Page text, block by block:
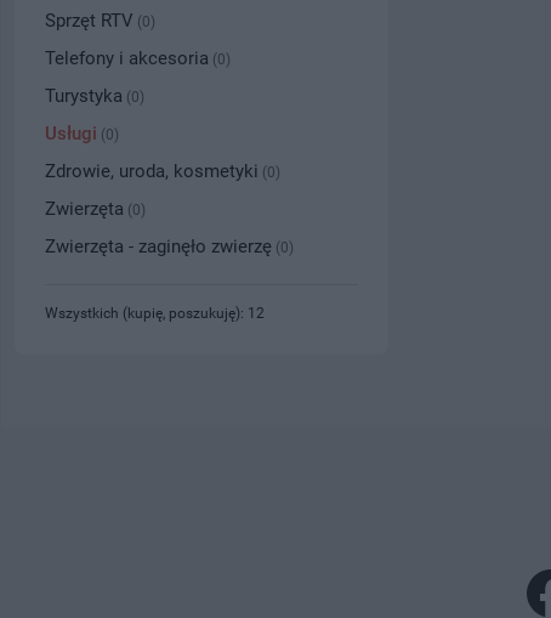
Sprzęt RTV (0)
Telefony i akcesoria (0)
Turystyka (0)
Usługi (0)
Zdrowie, uroda, kosmetyki (0)
Zwierzęta (0)
Zwierzęta - zaginęło zwierzę (0)
Wszystkich (kupię, poszukuję): 12